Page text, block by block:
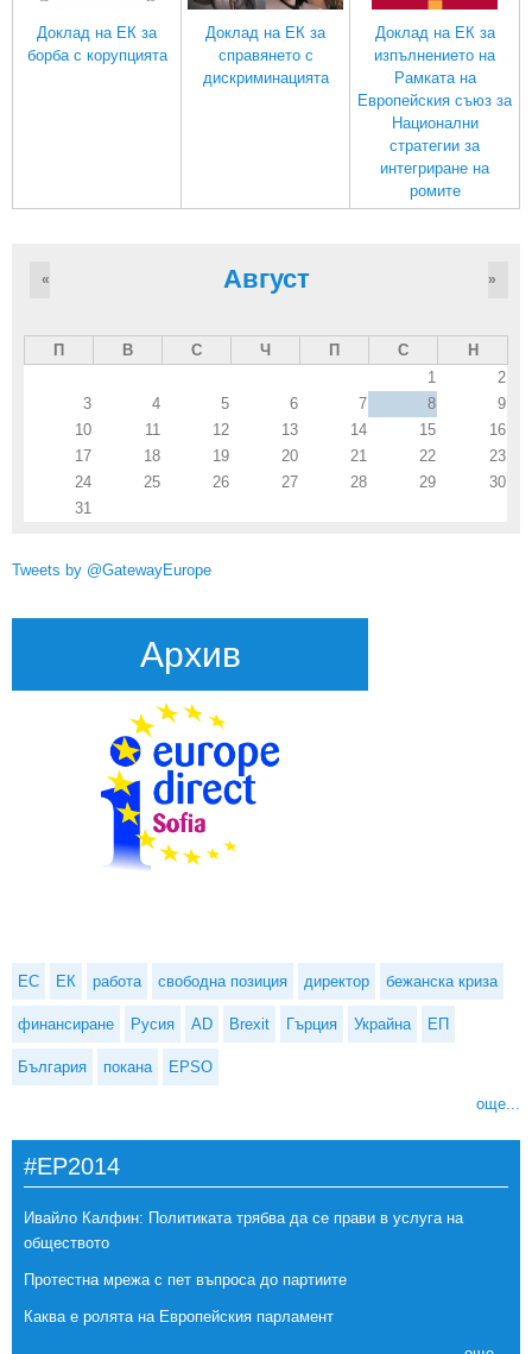
Доклад на ЕК за
борба с корупцията
Доклад на ЕК за
справянето с
дискриминацията
Доклад на ЕК за
изпълнението на
Рамката на
Европейския съюз за
Национални
стратегии за
интегриране на
ромите
Август
« »
П В С Ч П С
Н
1
2
3
4 5 6 7 8
9
10
11 12 13 14 15
16
17
18 19 20 21 22
23
24
25 26 27 28 29
30
31
Tweets by @GatewayEurope
Архив
ЕС ЕК работа свободна позиция директор бежанска криза
финансиране Русия AD Brexit Гърция Украйна ЕП
България покана EPSO
още...
#EP2014
Ивайло Калфин: Политиката трябва да се прави в услуга на
обществото
Протестна мрежа с пет въпроса до партиите
Каква е ролята на Европейския парламент